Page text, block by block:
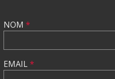
NOM *
EMAIL*